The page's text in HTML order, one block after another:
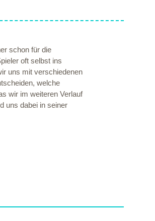
schon für die
oft selbst ins
uns mit verschiedenen
welche
wir im weiteren Verlauf
uns dabei in seiner